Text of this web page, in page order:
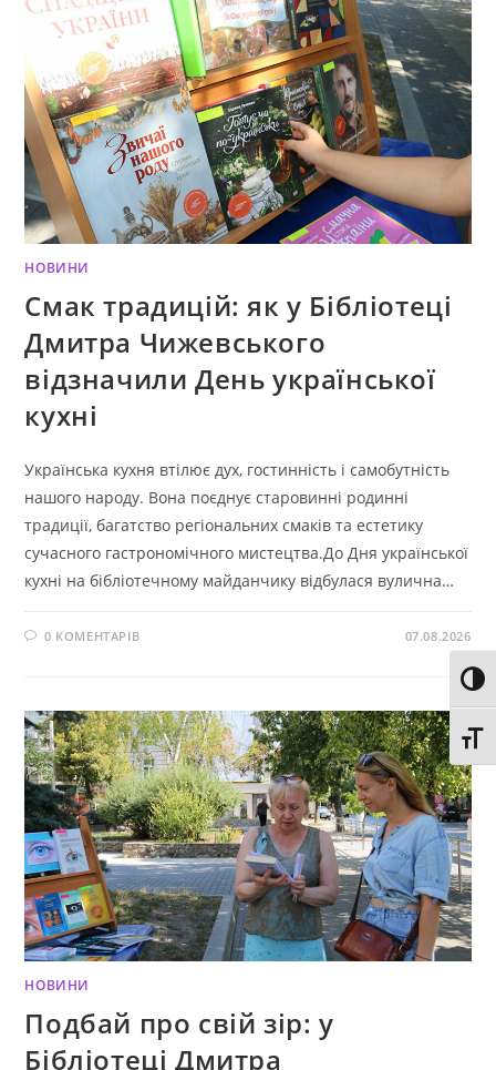
НОВИНИ
Смак традицій: як у Бібліотеці
Дмитра Чижевського
відзначили День української
кухні
Українська кухня втілює дух, гостинність і самобутність
нашого народу. Вона поєднує старовинні родинні
традиції, багатство регіональних смаків та естетику
сучасного гастрономічного мистецтва.До Дня української
кухні на бібліотечному майданчику відбулася вулична…
0 КОМЕНТАРІВ 07.08.2026
НОВИНИ
Подбай про свій зір: у
Бібліотеці Дмитра